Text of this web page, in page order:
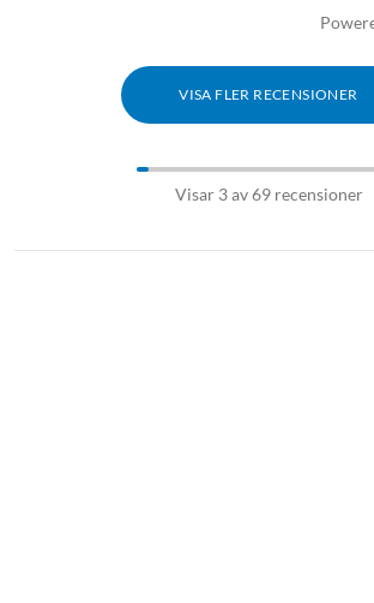
VISA FLER RECENSIONER
Visar 3 av 69 recensioner